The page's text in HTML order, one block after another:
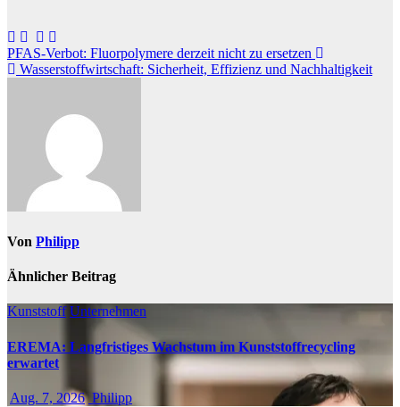
Beitragsnavigation
PFAS-Verbot: Fluorpolymere derzeit nicht zu ersetzen
Wasserstoffwirtschaft: Sicherheit, Effizienz und Nachhaltigkeit
Von Philipp
Ähnlicher Beitrag
Kunststoff Unternehmen
EREMA: Langfristiges Wachstum im Kunststoffrecycling
erwartet
Aug. 7, 2026 Philipp